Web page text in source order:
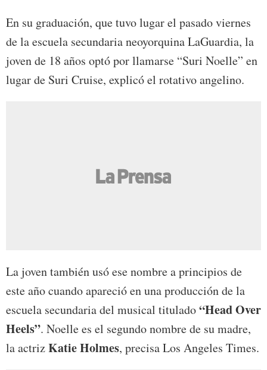
En su graduación, que tuvo lugar el pasado viernes
de la escuela secundaria neoyorquina LaGuardia, la
joven de 18 años optó por llamarse “Suri Noelle” en
lugar de Suri Cruise, explicó el rotativo angelino.
La joven también usó ese nombre a principios de
este año cuando apareció en una producción de la
escuela secundaria del musical titulado“Head Over
Heels”. Noelle es el segundo nombre de su madre,
la actrizKatie Holmes, precisa Los Angeles Times.